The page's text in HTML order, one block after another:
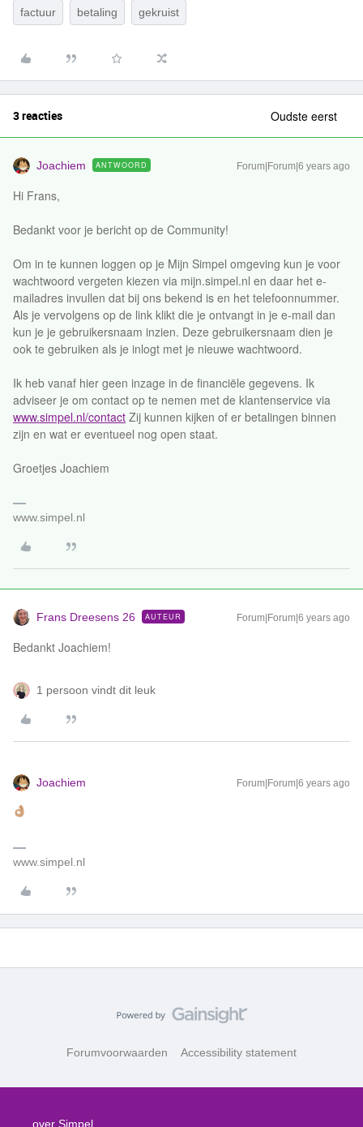
factuur betaling gekruist
3 reacties Oudste eerst
Joachiem ANTWOORD Forum|Forum|6 years ago
Hi Frans,
Bedankt voor je bericht op de Community!
Om in te kunnen loggen op je Mijn Simpel omgeving kun je voor
wachtwoord vergeten kiezen via mijn.simpel.nl en daar het e-
mailadres invullen dat bij ons bekend is en het telefoonnummer.
Als je vervolgens op de link klikt die je ontvangt in je e-mail dan
kun je je gebruikersnaam inzien. Deze gebruikersnaam dien je
ook te gebruiken als je inlogt met je nieuwe wachtwoord.
Ik heb vanaf hier geen inzage in de financiële gegevens. Ik
adviseer je om contact op te nemen met de klantenservice via
www.simpel.nl/contact Zij kunnen kijken of er betalingen binnen
zijn en wat er eventueel nog open staat.
Groetjes Joachiem
www.simpel.nl
Frans Dreesens 26 AUTEUR Forum|Forum|6 years ago
Bedankt Joachiem!
1 persoon vindt dit leuk
Joachiem Forum|Forum|6 years ago
www.simpel.nl
Forumvoorwaarden Accessibility statement
over Simpel